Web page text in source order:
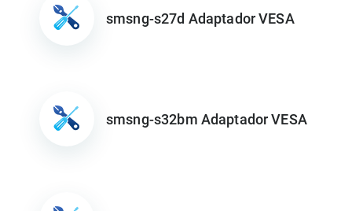
smsng-s27d Adaptador VESA
smsng-s32bm Adaptador VESA